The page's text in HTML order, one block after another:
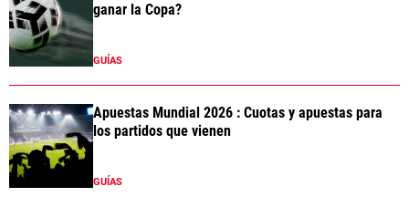
ganar la Copa?
GUÍAS
Apuestas Mundial 2026 : Cuotas y apuestas para
los partidos que vienen
GUÍAS